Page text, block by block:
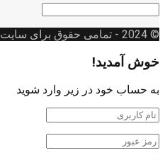
دسته
© 2024
- تمامی حقوق برای سایت
خوش آمدید!
به حساب خود در زیر وارد شوید